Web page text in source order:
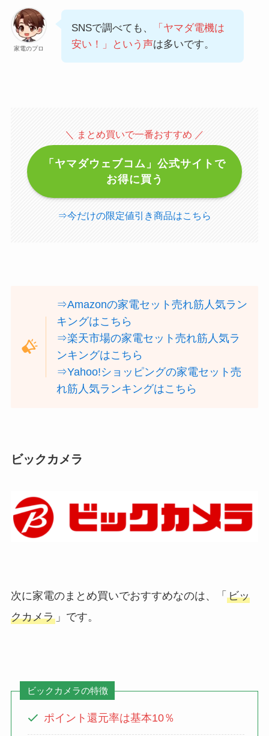
家電のプロ
SNSで調べても、
「ヤマダ電機は
安い！」という声は多いです。
＼ まとめ買いで一番おすすめ ／
「ヤマダウェブコム」公式サイトで
お得に買う
⇒今だけの限定値引き商品はこちら
⇒Amazonの家電セット売れ筋人気ラン
キングはこちら
⇒楽天市場の家電セット売れ筋人気ラ
ンキングはこちら
⇒Yahoo!ショッピングの家電セット売
れ筋人気ランキングはこちら
ビックカメラ
次に家電のまとめ買いでおすすめなのは、「 ビッ
クカメラ」です。
ビックカメラの特徴
ポイント還元率は基本10％